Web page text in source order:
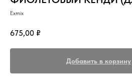
Exmix
675,00 ₽
Добавить в корзину